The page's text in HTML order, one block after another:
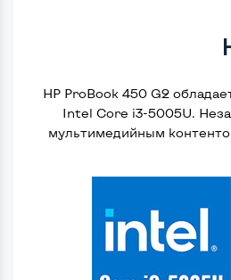
HP ProBook 450 G2
Intel Core i3-5005U.
мультимедийным